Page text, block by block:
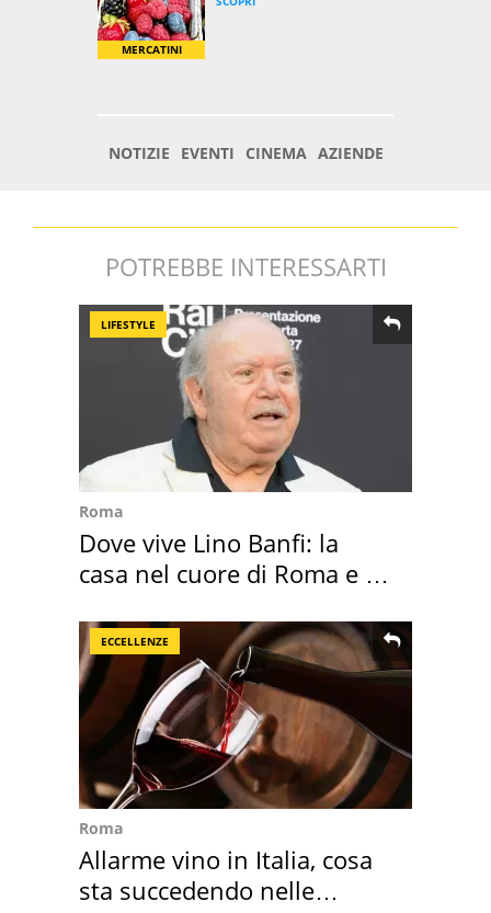
POTREBBE INTERESSARTI
LIFESTYLE
Roma
Dove vive Lino Banfi: la
casa nel cuore di Roma e i
ECCELLENZE
Roma
Allarme vino in Italia, cosa
sta succedendo nelle